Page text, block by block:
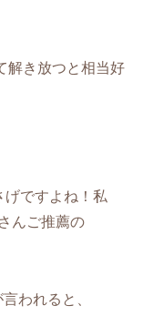
解き放つと相当好
ですよね！私
んご推薦の
われると、